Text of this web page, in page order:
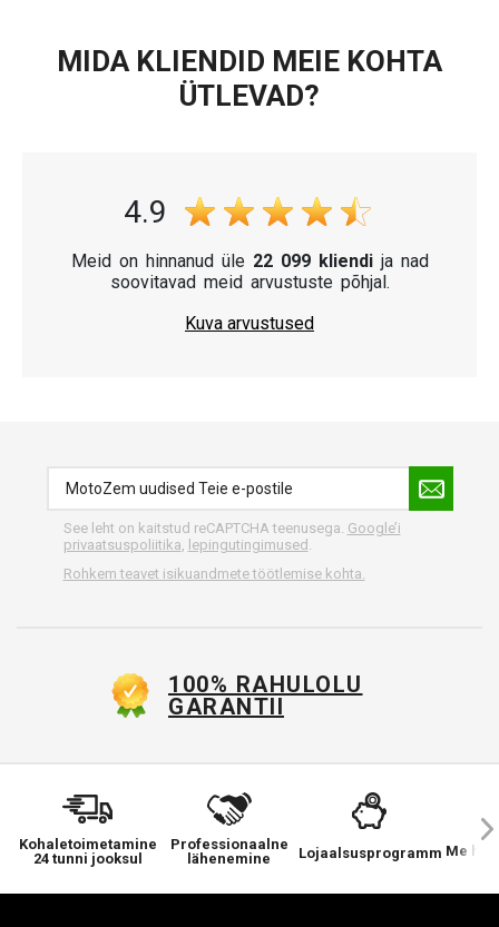
MIDA KLIENDID MEIE KOHTA
ÜTLEVAD?
4.9
Meid on hinnanud üle 22 099 kliendija nad
soovitavad meid arvustuste põhjal.
Kuva arvustused
See leht on kaitstud reCAPTCHA teenusega. Google’i
privaatsuspoliitika
lepingutingimused
Rohkem teavet isikuandmete töötlemise kohta.
100% RAHULOLU
GARANTII
Kohaletoimetamine
24 tunni jooksul
Professionaalne
lähenemine
Lojaalsusprogramm Me